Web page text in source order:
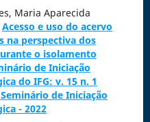
Maria Aparecida
Acesso e uso do acervo
na perspectiva dos
o isolamento
de Iniciação
do IFG: v. 15 n. 1
de Iniciação
- 2022